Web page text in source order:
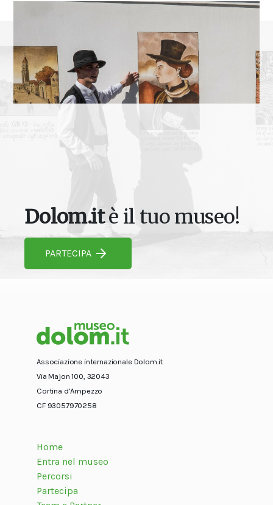
Dolom.itè il tuo museo!
PARTECIPA
Associazione internazionale Dolom.it
Via Majon 100, 32043
Cortina d’Ampezzo
CF 93057970258
Home
Entra nel museo
Percorsi
Partecipa